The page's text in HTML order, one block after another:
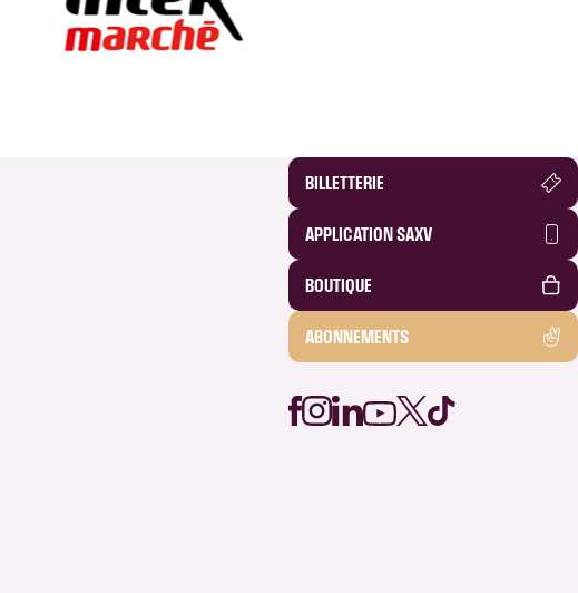
BILLETTERIE
APPLICATION SAXV
BOUTIQUE
ABONNEMENTS